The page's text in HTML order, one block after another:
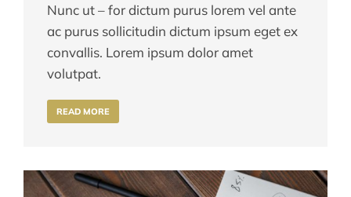
Nunc ut – for dictum purus lorem vel ante
ac purus sollicitudin dictum ipsum eget ex
convallis. Lorem ipsum dolor amet
volutpat.
READ MORE